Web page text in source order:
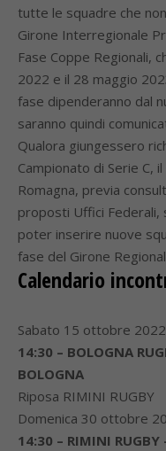
tutte le squadre che
Girone Interregionale
Fase Coppe Regionali,
2022 e il 28 maggio
fase dipenderanno dal
saranno quindi
Qualora giungessero
Campionato di Serie C,
Romagna, previa
proposti Uffici Federali,
poter inserire nuove
fase del Girone
Calendario
Sabato 15 ottobre 2022
14:30 – BOLOGNA
BOLOGNA
Riposa RIMINI RUGBY
Domenica 30 ottobre
14:30 – RIMINI RUGBY